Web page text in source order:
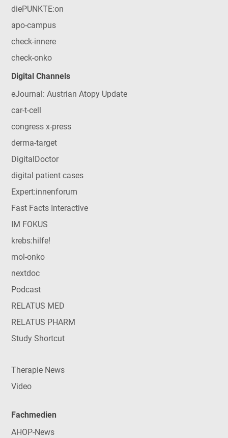
diePUNKTE:on
apo-campus
check-innere
check-onko
Digital Channels
eJournal: Austrian Atopy Update
car-t-cell
congress x-press
derma-target
DigitalDoctor
digital patient cases
Expert:innenforum
Fast Facts Interactive
IM FOKUS
krebs:hilfe!
mol-onko
nextdoc
Podcast
RELATUS MED
RELATUS PHARM
Study Shortcut
Therapie News
Video
Fachmedien
AHOP-News